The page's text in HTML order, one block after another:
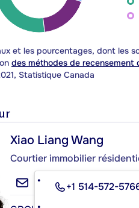
et les pourcentages, dont les
des méthodes de recensement
Statistique Canada
Xiao Liang Wang
Courtier immobilier
+1 514-572-